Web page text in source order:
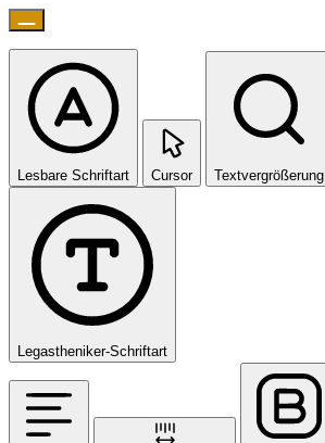
Lesbare Schriftart Cursor Textvergrößerung
Legastheniker-Schriftart